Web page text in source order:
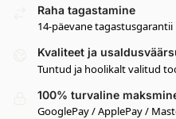
Raha tagastamine
14-päevane tagastusgarantii
Kvaliteet ja
Tuntud ja hoolikalt valitud
100% turvaline
GooglePay / ApplePay /